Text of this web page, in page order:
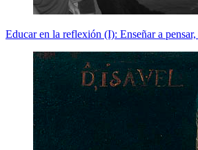
Educar en la reflexión (I): Enseñar a